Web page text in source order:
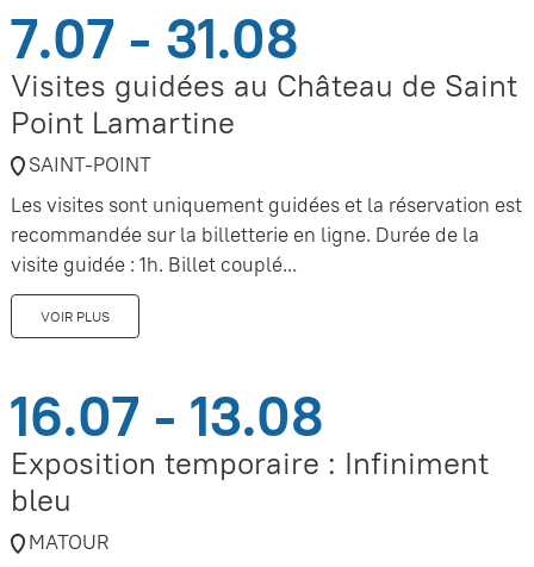
7.07 - 31.08
Visites guidées au Château de Saint
Point Lamartine
SAINT-POINT
Les visites sont uniquement guidées et la réservation est
recommandée sur la billetterie en ligne. Durée de la
visite guidée : 1h. Billet couplé...
VOIR PLUS
16.07 - 13.08
Exposition temporaire : Infiniment
bleu
MATOUR